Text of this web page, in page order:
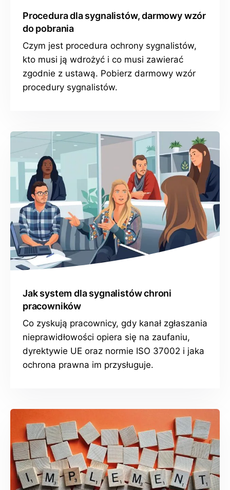
Procedura dla sygnalistów, darmowy wzór
do pobrania
Czym jest procedura ochrony sygnalistów,
kto musi ją wdrożyć i co musi zawierać
zgodnie z ustawą. Pobierz darmowy wzór
procedury sygnalistów.
Jak system dla sygnalistów chroni
pracowników
Co zyskują pracownicy, gdy kanał zgłaszania
nieprawidłowości opiera się na zaufaniu,
dyrektywie UE oraz normie ISO 37002 i jaka
ochrona prawna im przysługuje.